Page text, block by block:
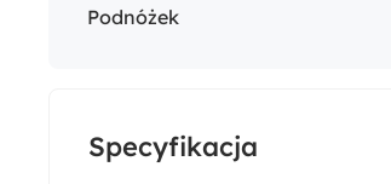
Podnóżek
Specyfikacja